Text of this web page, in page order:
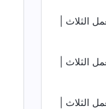
الثلاث |
الثلاث |
الثلاث |